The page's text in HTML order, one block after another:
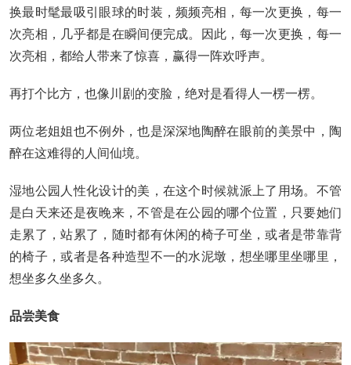
换最时髦最吸引眼球的时装，频频亮相，每一次更换，每一
次亮相，几乎都是在瞬间便完成。因此，每一次更换，每一
次亮相，都给人带来了惊喜，赢得一阵欢呼声。
再打个比方，也像川剧的变脸，绝对是看得人一楞一楞。
两位老姐姐也不例外，也是深深地陶醉在眼前的美景中，陶
醉在这难得的人间仙境。
湿地公园人性化设计的美，在这个时候就派上了用场。不管
是白天来还是夜晚来，不管是在公园的哪个位置，只要她们
走累了，站累了，随时都有休闲的椅子可坐，或者是带靠背
的椅子，或者是各种造型不一的水泥墩，想坐哪里坐哪里，
想坐多久坐多久。
品尝美食